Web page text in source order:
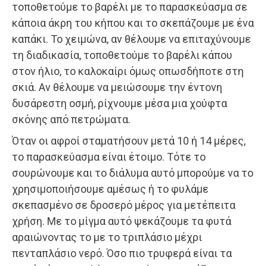
τοποθετούμε το βαρέλι με το παρασκεύασμα σε
κάποια άκρη του κήπου και το σκεπάζουμε με ένα
καπάκι. Το χειμώνα, αν θέλουμε να επιταχύνουμε
τη διαδικασία, τοποθετούμε το βαρέλι κάπου
στον ήλιο, το καλοκαίρι όμως οπωσδήποτε στη
σκιά. Αν θέλουμε να μειώσουμε την έντονη
δυσάρεστη οσμή, ρίχνουμε μέσα μια χούφτα
σκόνης από πετρώματα.
Όταν οι αφροί σταματήσουν μετά 10 ή 14 μέρες,
το παρασκεύασμα είναι έτοιμο. Τότε το
σουρώνουμε και το διάλυμα αυτό μπορούμε να το
χρησιμοποιήσουμε αμέσως ή το φυλάμε
σκεπασμένο σε δροσερό μέρος για μετέπειτα
χρήση. Με το μίγμα αυτό ψεκάζουμε τα φυτά
αραιώνοντας το με το τριπλάσιο μέχρι
πενταπλάσιο νερό. Όσο πιο τρυφερά είναι τα